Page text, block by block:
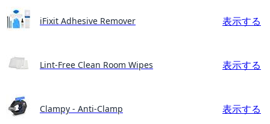
iFixit Adhesive Remover 表示する
Lint-Free Clean Room Wipes 表示する
Clampy - Anti-Clamp 表示する